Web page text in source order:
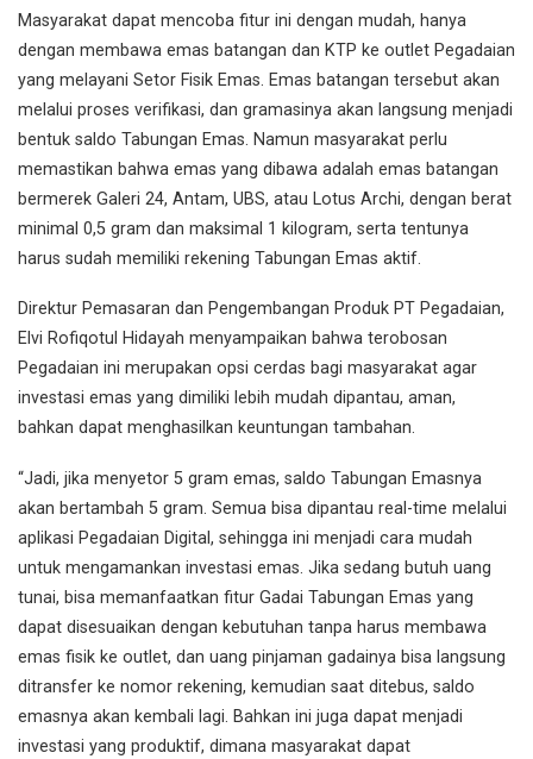
Masyarakat dapat mencoba fitur ini dengan mudah, hanya
dengan membawa emas batangan dan KTP ke outlet Pegadaian
yang melayani Setor Fisik Emas. Emas batangan tersebut akan
melalui proses verifikasi, dan gramasinya akan langsung menjadi
bentuk saldo Tabungan Emas. Namun masyarakat perlu
memastikan bahwa emas yang dibawa adalah emas batangan
bermerek Galeri 24, Antam, UBS, atau Lotus Archi, dengan berat
minimal 0,5 gram dan maksimal 1 kilogram, serta tentunya
harus sudah memiliki rekening Tabungan Emas aktif.
Direktur Pemasaran dan Pengembangan Produk PT Pegadaian,
Elvi Rofiqotul Hidayah menyampaikan bahwa terobosan
Pegadaian ini merupakan opsi cerdas bagi masyarakat agar
investasi emas yang dimiliki lebih mudah dipantau, aman,
bahkan dapat menghasilkan keuntungan tambahan.
“Jadi, jika menyetor 5 gram emas, saldo Tabungan Emasnya
akan bertambah 5 gram. Semua bisa dipantau real-time melalui
aplikasi Pegadaian Digital, sehingga ini menjadi cara mudah
untuk mengamankan investasi emas. Jika sedang butuh uang
tunai, bisa memanfaatkan fitur Gadai Tabungan Emas yang
dapat disesuaikan dengan kebutuhan tanpa harus membawa
emas fisik ke outlet, dan uang pinjaman gadainya bisa langsung
ditransfer ke nomor rekening, kemudian saat ditebus, saldo
emasnya akan kembali lagi. Bahkan ini juga dapat menjadi
investasi yang produktif, dimana masyarakat dapat